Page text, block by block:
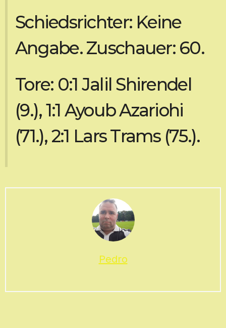
Schiedsrichter: Keine
Angabe. Zuschauer: 60.
Tore: 0:1 Jalil Shirendel
(9.), 1:1 Ayoub Azariohi
(71.), 2:1 Lars Trams (75.).
Pedro